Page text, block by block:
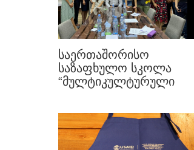
ᲡᲐᲔᲠᲗᲐᲨᲝᲠᲘᲡᲝ
ᲡᲐᲖᲐᲤᲮᲣᲚᲝ ᲡᲙᲝᲚᲐ
“ᲛᲣᲚᲢᲘᲙᲣᲚᲢᲣᲠᲣᲚᲘ